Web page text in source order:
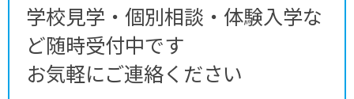
学校見学・個別相談・体験入学な
ど随時受付中です
お気軽にご連絡ください